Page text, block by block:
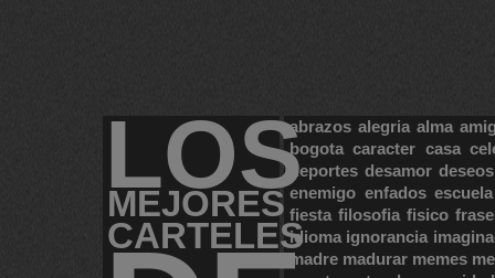
LOS
MEJORES
CARTELES
abrazos alegria alma
bogota caracter casa
deportes desamor deseos
enemigo enfados escuela
fiesta filosofia fisico
idioma ignorancia
madre madurar memes